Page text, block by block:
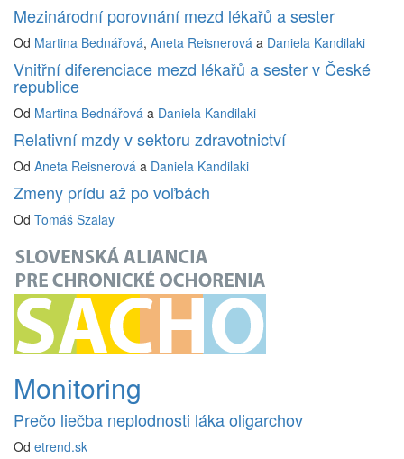
Mezinárodní porovnání mezd lékařů a sester
Od Martina Bednářová, Aneta Reisnerová a Daniela Kandilaki
Vnitřní diferenciace mezd lékařů a sester v České
republice
Od Martina Bednářová a Daniela Kandilaki
Relativní mzdy v sektoru zdravotnictví
Od Aneta Reisnerová a Daniela Kandilaki
Zmeny prídu až po voľbách
Od Tomáš Szalay
Monitoring
Prečo liečba neplodnosti láka oligarchov
Od etrend.sk